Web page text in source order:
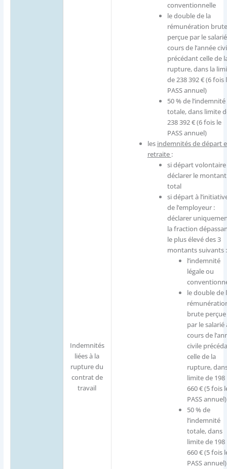
Indemnités
liées à la
rupture du
contrat de
travail
conventionnelle
le double de la
rémunération brute
perçue par le
cours de l’année
précédant celle de
rupture, dans la
de 238 392 € (6 fois
PASS annuel)
50 % de l’indemnité
totale, dans limite
238 392 €​ (6 fois le
PASS annuel)
les indemnités de départ
retraite :
si départ volontaire
déclarer le montant
total
si départ à
de l’employeur :
déclarer
la fraction
le plus élevé des 3
montants suivants :
l’indemnité
légale ou
le double de
brute perçue
par le salarié
cours de
civile
celle de la
rupture,
limite de 198
660 € (5 fois
PASS annuel)
50 % de
l’indemnité
totale, dans
limite de 198
660 € (5 fois
PASS annuel)